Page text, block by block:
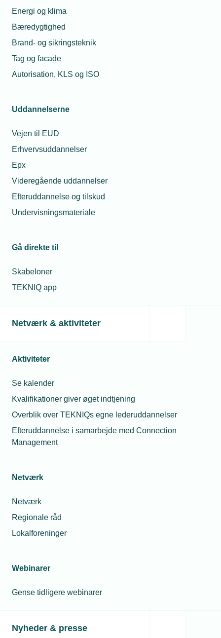
Energi og klima
Bæredygtighed
Brand- og sikringsteknik
Tag og facade
Autorisation, KLS og ISO
Uddannelserne
Vejen til EUD
Erhvervsuddannelser
Epx
Videregående uddannelser
Efteruddannelse og tilskud
Undervisningsmateriale
Gå direkte til
Skabeloner
TEKNIQ app
Netværk & aktiviteter
Aktiviteter
Se kalender
Kvalifikationer giver øget indtjening
Overblik over TEKNIQs egne lederuddannelser
Efteruddannelse i samarbejde med Connection
Management
Netværk
Netværk
Regionale råd
Lokalforeninger
Webinarer
Gense tidligere webinarer
Nyheder & presse